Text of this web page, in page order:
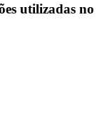
utilizadas no